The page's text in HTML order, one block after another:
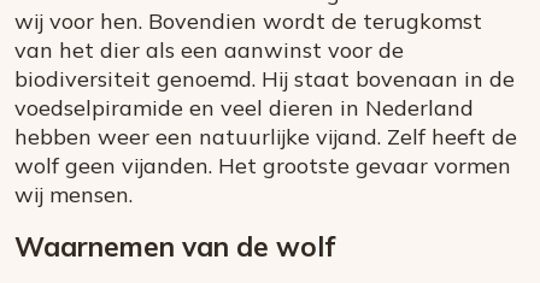
wij voor hen. Bovendien wordt de terugkomst
van het dier als een aanwinst voor de
biodiversiteit genoemd. Hij staat bovenaan in de
voedselpiramide en veel dieren in Nederland
hebben weer een natuurlijke vijand. Zelf heeft de
wolf geen vijanden. Het grootste gevaar vormen
wij mensen.
Waarnemen van de wolf